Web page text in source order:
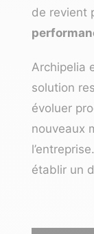
de revient
Archipelia
solution
évoluer
nouveaux
établir un